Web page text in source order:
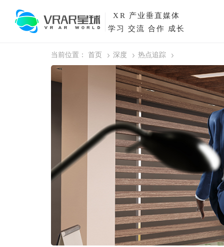
XR
产业垂直媒体
学习 交流 合作 成长
当前位置： 首页 深度 热点追踪